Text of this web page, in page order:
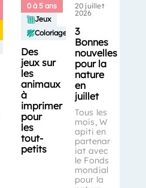
0 à 5 ans
Jeux
Coloriages
Des
jeux sur
les
animaux
à
imprimer
pour
les
tout-
petits
20 juillet
2026
3
Bonnes
nouvelles
pour la
nature
en
juillet
Tous les
mois, W
apiti en
partenar
iat avec
le Fonds
mondial
pour la